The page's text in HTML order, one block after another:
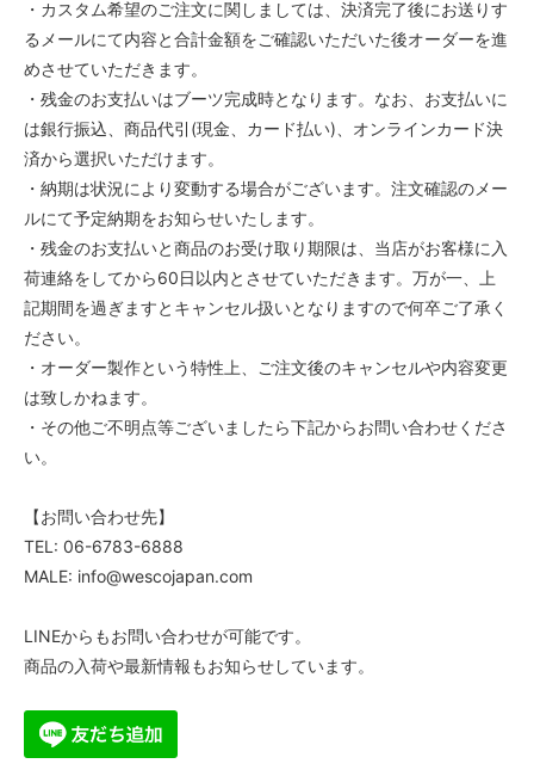
55,000円(税込)
6AA
55,000円(税込)
55,000円(税込)
6B
55,000円(税込)
6C
55,000円(税込)
55,000円(税込)
55,000円(税込)
6 1/2A
55,000円(税込)
・カスタム希望のご注文に関しましては、決済完了後にお送りす
るメールにて内容と合計金額をご確認いただいた後オーダーを進
めさせていただきます。
・残金のお支払いはブーツ完成時となります。なお、お支払いに
は銀行振込、商品代引(現金、カード払い)、オンラインカード決
済から選択いただけます。
・納期は状況により変動する場合がございます。注文確認のメー
ルにて予定納期をお知らせいたします。
・残金のお支払いと商品のお受け取り期限は、当店がお客様に入
荷連絡をしてから60日以内とさせていただきます。万が一、上
記期間を過ぎますとキャンセル扱いとなりますので何卒ご了承く
ださい。
・オーダー製作という特性上、ご注文後のキャンセルや内容変更
は致しかねます。
・その他ご不明点等ございましたら下記からお問い合わせくださ
い。
【お問い合わせ先】
TEL: 06-6783-6888
MALE: info@wescojapan.com
LINEからもお問い合わせが可能です。
商品の入荷や最新情報もお知らせしています。